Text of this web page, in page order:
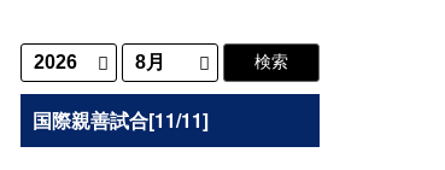
国際親善試合[11/11]